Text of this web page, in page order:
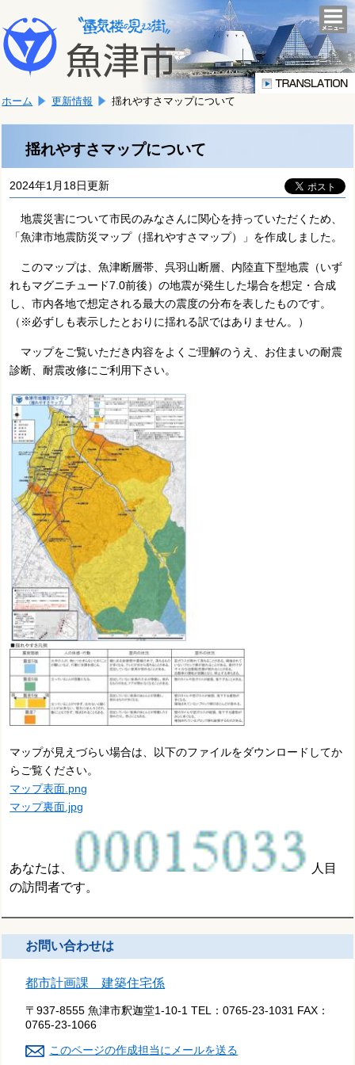
文
へ
移
ま
す。
こ
か
文
ホーム 更新情報 揺れやすさマップについて
揺れやすさマップについて
2024年1月18日更新
地震災害について市民のみなさんに関心を持っていただくため、
「魚津市地震防災マップ（揺れやすさマップ）」を作成しました。
このマップは、魚津断層帯、呉羽山断層、内陸直下型地震（いず
れもマグニチュード7.0前後）の地震が発生した場合を想定・合成
し、市内各地で想定される最大の震度の分布を表したものです。
（※必ずしも表示したとおりに揺れる訳ではありません。）
マップをご覧いただき内容をよくご理解のうえ、お住まいの耐震
診断、耐震改修にご利用下さい。
マップが見えづらい場合は、以下のファイルをダウンロードしてか
らご覧ください。
マップ表面.png
マップ裏面.jpg
あなたは、
人目
の訪問者です。
お問い合わせは
都市計画課 建築住宅係
〒937-8555 魚津市釈迦堂1-10-1 TEL：0765-23-1031 FAX：
0765-23-1066
このページの作成担当にメールを送る